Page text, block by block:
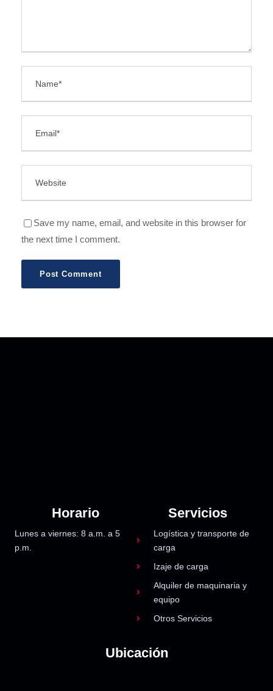
Save my name, email, and website in this browser for
the next time I comment.
Horario
Lunes a viernes: 8 a.m. a 5
p.m.
Servicios
Logística y transporte de
carga
Izaje de carga
Alquiler de maquinaria y
equipo
Otros Servicios
Ubicación